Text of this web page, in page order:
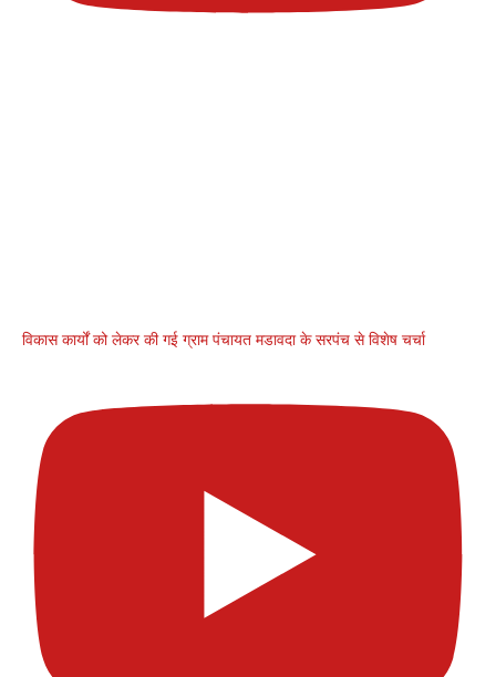
विकास कार्यों को लेकर की गई ग्राम पंचायत मडावदा के सरपंच से विशेष चर्चा